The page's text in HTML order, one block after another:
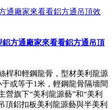
方通廠家來看看鋁方通吊頂
桿和輕鋼龍骨，型材美利龍源
或等于1米，輕鋼龍骨隔墻間
營旗下“美利龍源藝”和“美利
頂鋁扣板美利龍源藝與半美利